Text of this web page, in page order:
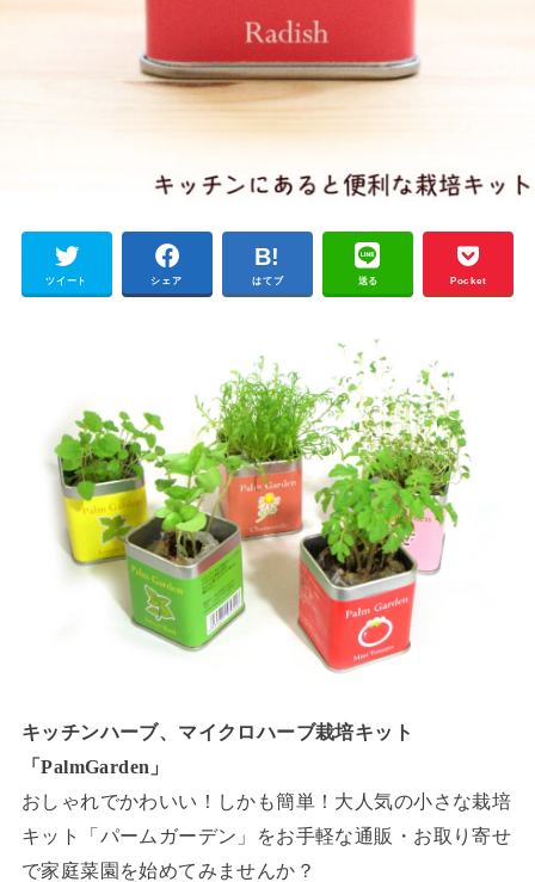
ツイート シェア はてブ 送る Pocket
キッチンハーブ、マイクロハーブ栽培キット
「PalmGarden」
おしゃれでかわいい！しかも簡単！大人気の小さな栽培
キット「パームガーデン」をお手軽な通販・お取り寄せ
で家庭菜園を始めてみませんか？